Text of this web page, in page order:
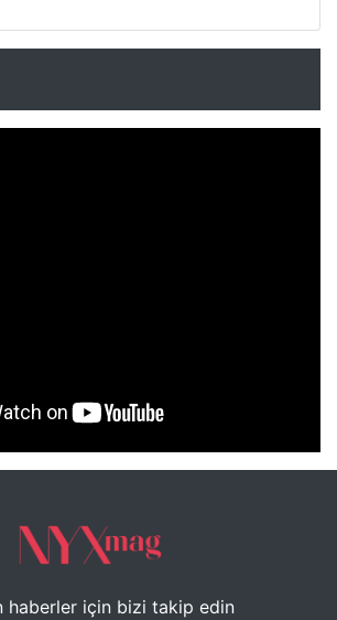
Kutlama Etkinliği
haberler için bizi takip edin